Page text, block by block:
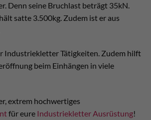
Denn seine Bruchlast beträgt 35kN.
satte 3.500kg. Zudem ist er aus
Industriekletter Tätigkeiten. Zudem hilft
beim Einhängen in viele
extrem hochwertiges
für eure Industriekletter Ausrüstung!